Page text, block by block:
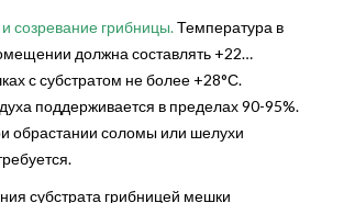
созревание грибницы.Температура в
должна составлять +22…
с субстратом не более +28°С.
поддерживается в пределах 90-95%.
обрастании соломы или шелухи
субстрата грибницей мешки